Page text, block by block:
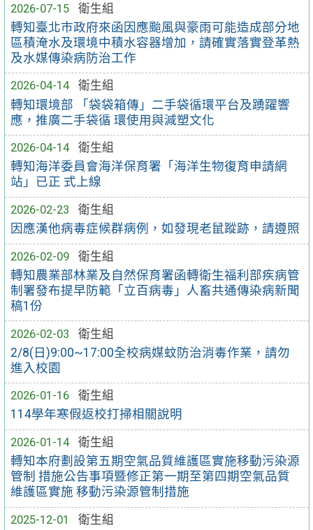
2026-07-15
衛生組
轉知臺北市政府來函因應颱風與豪雨可能造成部分地
區積淹水及環境中積水容器增加，請確實落實登革熱
及水媒傳染病防治工作
2026-04-14
衛生組
轉知環境部 「袋袋箱傳」二手袋循環平台及踴躍響
應，推廣二手袋循 環使用與減塑文化
2026-04-14
衛生組
轉知海洋委員會海洋保育署「海洋生物復育申請網
站」已正 式上線
2026-02-23
衛生組
因應漢他病毒症候群病例，如發現老鼠蹤跡，請遵照
2026-02-09
衛生組
轉知農業部林業及自然保育署函轉衛生福利部疾病管
制署發布提早防範「立百病毒」人畜共通傳染病新聞
稿1份
2026-02-03
衛生組
2/8(日)9:00~17:00全校病媒蚊防治消毒作業，請勿
進入校園
2026-01-16
衛生組
114學年寒假返校打掃相關說明
2026-01-14
衛生組
轉知本府劃設第五期空氣品質維護區實施移動污染源
管制 措施公告事項暨修正第一期至第四期空氣品質
維護區實施 移動污染源管制措施
2025-12-01
衛生組